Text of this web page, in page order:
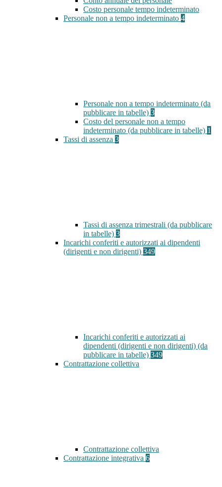
Costo personale tempo indeterminato
Personale non a tempo indeterminato 4
Personale non a tempo indeterminato (da
pubblicare in tabelle) 3
Costo del personale non a tempo
indeterminato (da pubblicare in tabelle) 1
Tassi di assenza 3
Tassi di assenza trimestrali (da pubblicare
in tabelle) 3
Incarichi conferiti e autorizzati ai dipendenti
(dirigenti e non dirigenti) 349
Incarichi conferiti e autorizzati ai
dipendenti (dirigenti e non dirigenti) (da
pubblicare in tabelle) 349
Contrattazione collettiva
Contrattazione collettiva
Contrattazione integrativa 6